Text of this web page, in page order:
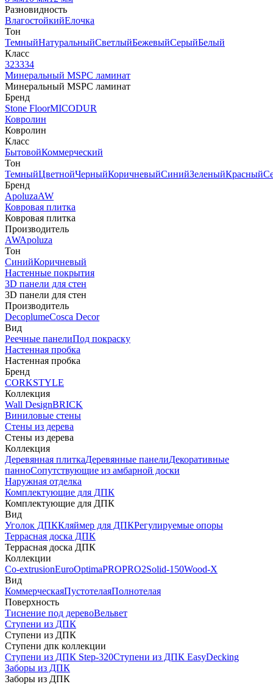
Разновидность
ВлагостойкийЕлочка
Тон
ТемныйНатуральныйСветлыйБежевыйСерыйБелый
Класс
323334
Минеральный MSPC ламинат
Минеральный MSPC ламинат
Бренд
Stone FloorMICODUR
Ковролин
Ковролин
Класс
БытовойКоммерческий
Тон
ТемныйЦветнойЧерныйКоричневыйСинийЗеленыйКрасный
Бренд
ApoluzaAW
Ковровая плитка
Ковровая плитка
Производитель
AWApoluza
Тон
СинийКоричневый
Настенные покрытия
3D панели для стен
3D панели для стен
Производитель
DecoplumeCosca Decor
Вид
Реечные панелиПод покраску
Настенная пробка
Настенная пробка
Бренд
CORKSTYLE
Коллекция
Wall DesignBRICK
Виниловые стены
Стены из дерева
Стены из дерева
Коллекция
Деревянная плиткаДеревянные панелиДекоративные
панноСопутствующие из амбарной доски
Наружная отделка
Комплектующие для ДПК
Комплектующие для ДПК
Вид
Уголок ДПККляймер для ДПКРегулируемые опоры
Террасная доска ДПК
Террасная доска ДПК
Коллекции
Co-extrusionEuroOptimaPROPRO2Solid-150Wood-X
Вид
КоммерческаяПустотелаяПолнотелая
Поверхность
Тиснение под деревоВельвет
Ступени из ДПК
Ступени из ДПК
Ступени дпк коллекции
Ступени из ДПК Step-320Ступени из ДПК EasyDecking
Заборы из ДПК
Заборы из ДПК